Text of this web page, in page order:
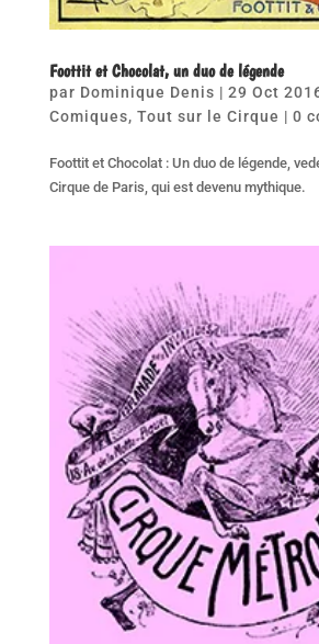
Foottit et Chocolat, un duo de légende
par Dominique Denis | 29 Oct
Comiques, Tout sur le Cirque | 0
Foottit et Chocolat : Un duo de légende,
Cirque de Paris, qui est devenu mythique.